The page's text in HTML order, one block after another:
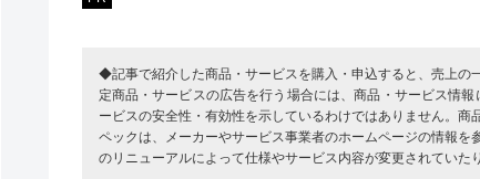
◆記事で紹介した商品・サービスを購入・申込すると、売上
定商品・サービスの広告を行う場合には、商品・サービス情
ービスの安全性・有効性を示しているわけではありません。
ペックは、メーカーやサービス事業者のホームページの情報
のリニューアルによって仕様やサービス内容が変更されていた